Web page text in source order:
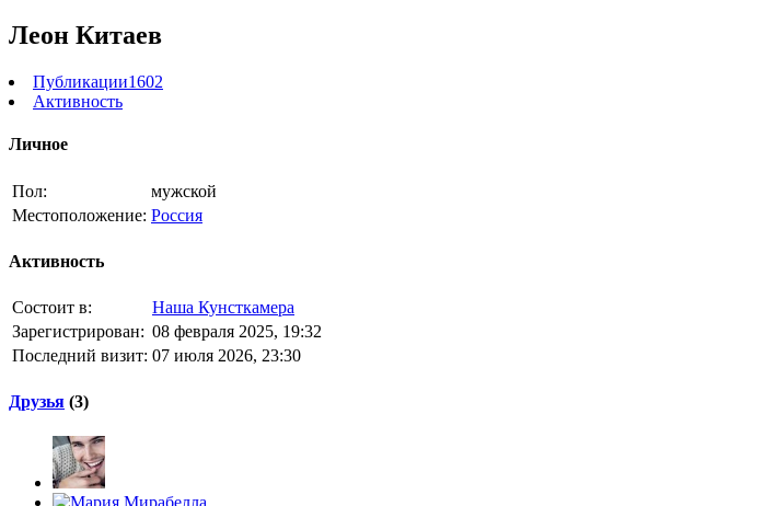
Леон Китаев
Публикации1602
Активность
Личное
Пол:
мужской
Местоположение: Россия
Активность
Состоит в:
Наша Кунсткамера
Зарегистрирован: 08 февраля 2025, 19:32
Последний визит: 07 июля 2026, 23:30
Друзья (3)